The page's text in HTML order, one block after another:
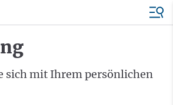
sich mit Ihrem persönlichen